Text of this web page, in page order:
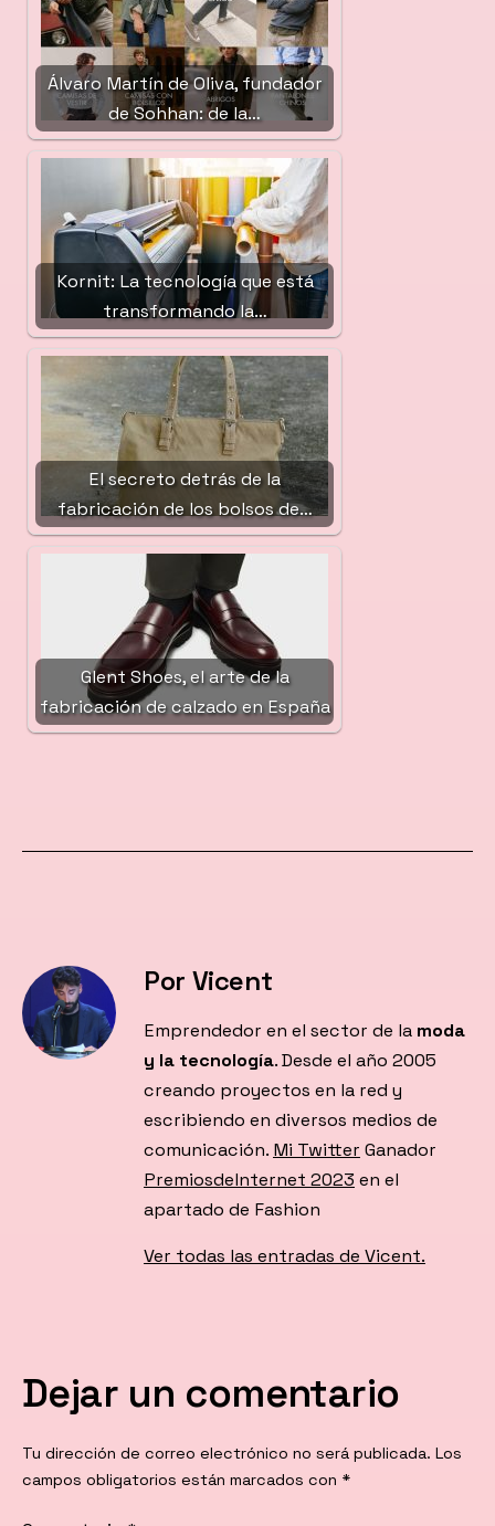
Álvaro Martín de Oliva, fundador
de Sohhan: de la…
Kornit: La tecnología que está
transformando la…
El secreto detrás de la
fabricación de los bolsos de…
Glent Shoes, el arte de la
fabricación de calzado en España
Por Vicent
Emprendedor en el sector de la moda
y la tecnología. Desde el año 2005
creando proyectos en la red y
escribiendo en diversos medios de
comunicación. Mi Twitter Ganador
PremiosdeInternet 2023 en el
apartado de Fashion
Ver todas las entradas de Vicent.
Dejar un comentario
Tu dirección de correo electrónico no será publicada. Los
campos obligatorios están marcados con *